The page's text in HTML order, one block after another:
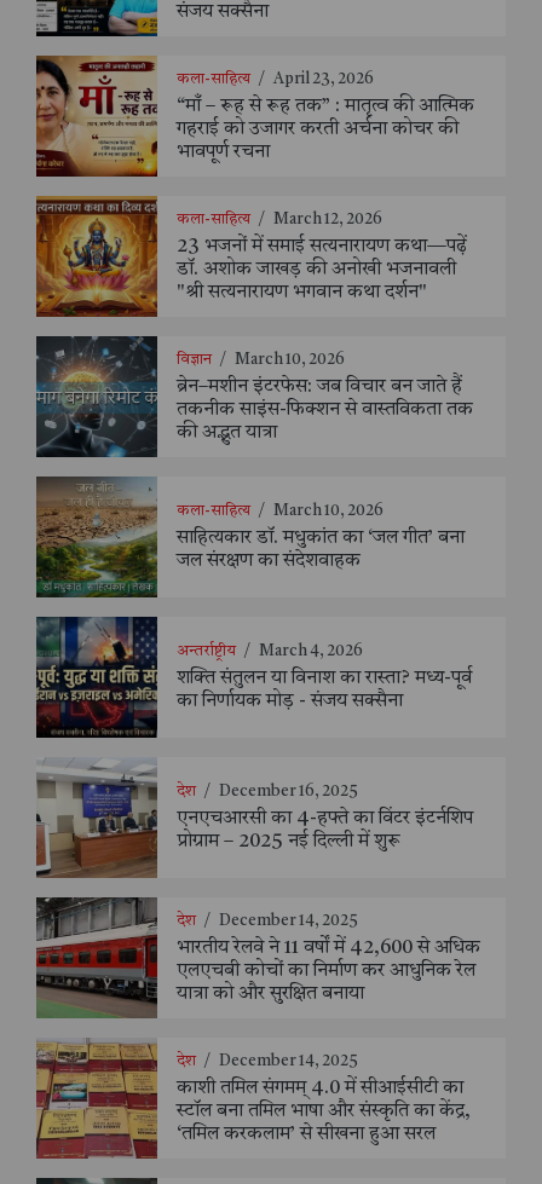
संजय सक्सैना
कला-साहित्य / April 23, 2026
“माँ – रूह से रूह तक” : मातृत्व की आत्मिक
गहराई को उजागर करती अर्चना कोचर की
भावपूर्ण रचना
कला-साहित्य / March 12, 2026
23 भजनों में समाई सत्यनारायण कथा—पढ़ें
डॉ. अशोक जाखड़ की अनोखी भजनावली
"श्री सत्यनारायण भगवान कथा दर्शन"
विज्ञान / March 10, 2026
ब्रेन–मशीन इंटरफेस: जब विचार बन जाते हैं
तकनीक साइंस-फिक्शन से वास्तविकता तक
की अद्भुत यात्रा
कला-साहित्य / March 10, 2026
साहित्यकार डॉ. मधुकांत का ‘जल गीत’ बना
जल संरक्षण का संदेशवाहक
अन्तर्राष्ट्रीय / March 4, 2026
शक्ति संतुलन या विनाश का रास्ता? मध्य-पूर्व
का निर्णायक मोड़ - संजय सक्सैना
देश / December 16, 2025
एनएचआरसी का 4-हफ्ते का विंटर इंटर्नशिप
प्रोग्राम – 2025 नई दिल्ली में शुरू
देश / December 14, 2025
भारतीय रेलवे ने 11 वर्षों में 42,600 से अधिक
एलएचबी कोचों का निर्माण कर आधुनिक रेल
यात्रा को और सुरक्षित बनाया
देश / December 14, 2025
काशी तमिल संगमम् 4.0 में सीआईसीटी का
स्टॉल बना तमिल भाषा और संस्कृति का केंद्र,
‘तमिल करकलाम’ से सीखना हुआ सरल